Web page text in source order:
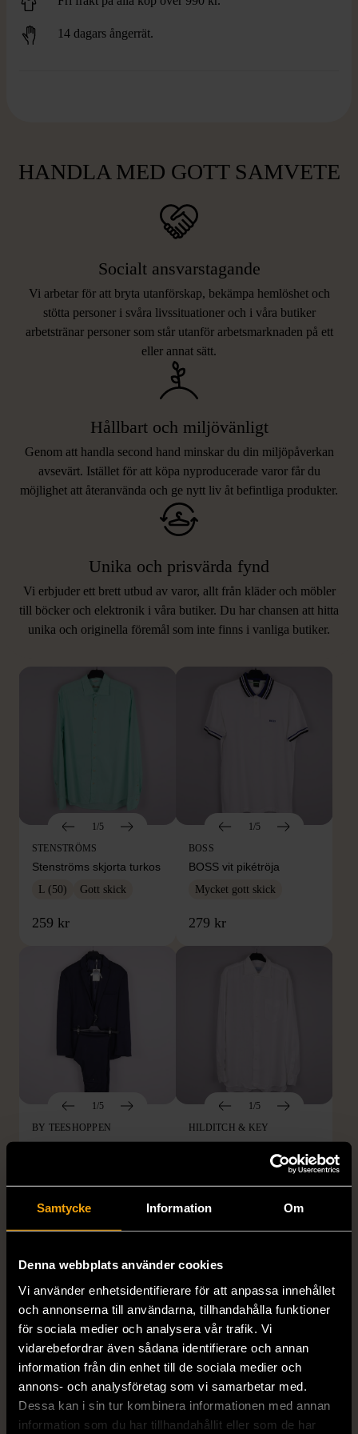
Samtycke Information Om
Denna webbplats använder cookies
Vi använder enhetsidentifierare för att anpassa innehållet
och annonserna till användarna, tillhandahålla funktioner
för sociala medier och analysera vår trafik. Vi
vidarebefordrar även sådana identifierare och annan
information från din enhet till de sociala medier och
annons- och analysföretag som vi samarbetar med.
Dessa kan i sin tur kombinera informationen med annan
information som du har tillhandahållit eller som de har
14 dagars ångerrät.
HANDLA MED GOTT SAMVETE
Socialt ansvarstagande
Vi arbetar för att bryta utanförskap, bekämpa hemlöshet och
stötta personer i svåra livssituationer och i våra butiker
arbetstränar personer som står utanför arbetsmarknaden på ett
eller annat sätt.
Hållbart och miljövänligt
Genom att handla second hand minskar du din miljöpåverkan
avsevärt. Istället för att köpa nyproducerade varor får du
möjlighet att återanvända och ge nytt liv åt befintliga produkter.
Unika och prisvärda fynd
Vi erbjuder ett brett utbud av varor, allt från kläder och möbler
till böcker och elektronik i våra butiker. Du har chansen att hitta
unika och originella föremål som inte finns i vanliga butiker.
LIKNANDE PRODUKTER
Hitta produkter som påminner om denna
1/5
STENSTRÖMS
Stenströms skjorta turkos
L (50) Gott skick
259 kr
1/5
BOSS
BOSS vit pikétröja
Mycket gott skick
279 kr
1/5
BY TEESHOPPEN
By TeeShoppen 2-delar
XXL (54) Nytt skick
1/5
HILDITCH & KEY
Hilditch & Key linneskjorta
Mycket gott skick
1/5
DRESSMANN
1/5
BONDELID